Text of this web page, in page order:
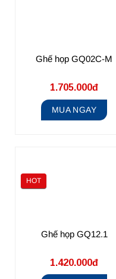
Ghế họp GQ02C-M
1.705.000đ
MUA NGAY
HOT
Ghế họp GQ12.1
1.420.000đ